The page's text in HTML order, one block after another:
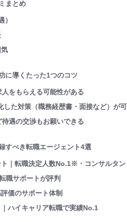
まとめ
）
に導くたった1つのコツ
をもらえる可能性がある
した対策（職務経歴書・面接など）が
遇の交渉もお願いできる
すべき転職エージェント4選
ト｜転職決定人数No.1※・コンサルタ
職サポートが評判
価のサポート体制
ハイキャリア転職で実績No.1